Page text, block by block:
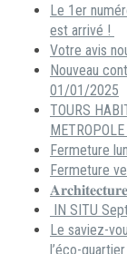
Le 1er
est arrivé !
Votre avis
Nouveau
01/01/2025
TOURS
Fermeture
Fermeture
IN SITU
Le saviez-
l’éco-